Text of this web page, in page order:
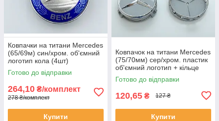
Ковпачки на титани Mercedes
(65/69м) син/хром. об'ємний
логотип кола (4шт)
Готово до відправки
264,10 ₴/комплект
278 ₴/комплект
Купити
Ковпачок на титани Mercedes
(75/70мм) сер/хром. пластик
об'ємний логотип + кільце
(1шт)
Готово до відправки
120,65 ₴ 127 ₴
Купити